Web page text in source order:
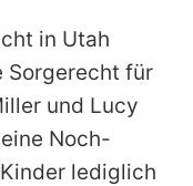
in Utah
Sorgerecht für
und Lucy
Noch-
lediglich